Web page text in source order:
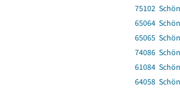
75102
65064
65065
74086
61084
64058